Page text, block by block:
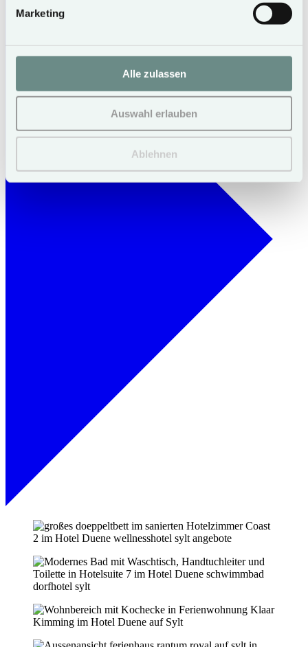
Marketing
Alle zulassen
Auswahl erlauben
Ablehnen